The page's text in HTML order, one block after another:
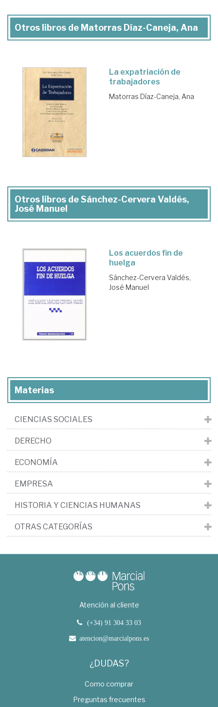
Otros libros de Matorras Díaz-Caneja, Ana
La expatriación de
trabajadores
Matorras Díaz-Caneja, Ana
Otros libros de Sánchez-Cervera Valdés,
José Manuel
Los acuerdos fin de
huelga
Sánchez-Cervera Valdés,
José Manuel
Materias
CIENCIAS SOCIALES
DERECHO
ECONOMÍA
EMPRESA
HISTORIA Y CIENCIAS HUMANAS
OTRAS CATEGORÍAS
Atención al cliente
(+34) 91 304 33 03
atencion@marcialpons.es
¿DUDAS?
Como comprar
Preguntas frecuentes